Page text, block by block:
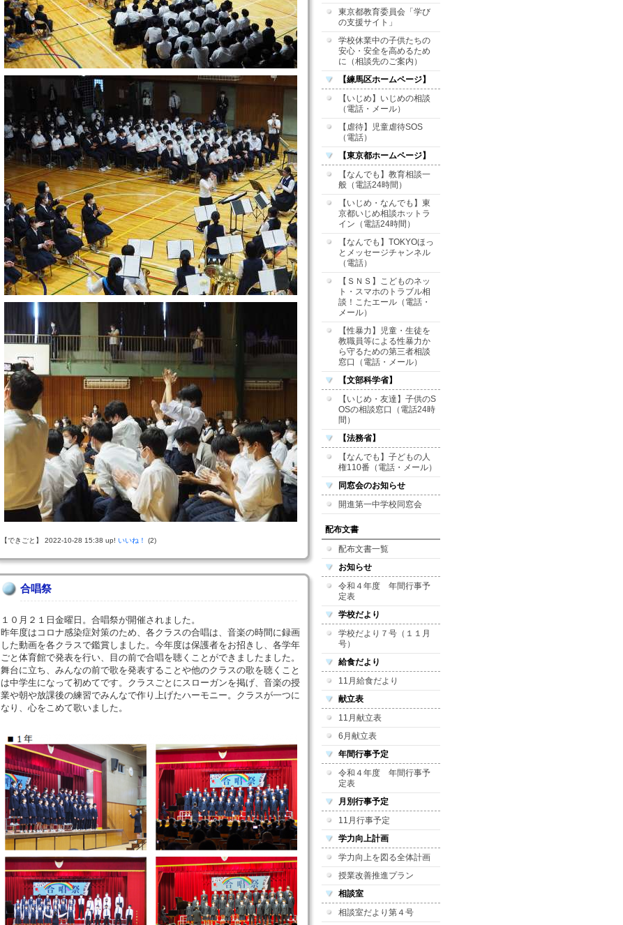
【できごと】 2022-10-28 15:38 up! いいね！ (2)
合唱祭
１０月２１日金曜日。合唱祭が開催されました。
昨年度はコロナ感染症対策のため、各クラスの合唱は、音楽の時間に録画
した動画を各クラスで鑑賞しました。今年度は保護者をお招きし、各学年
ごと体育館で発表を行い、目の前で合唱を聴くことができましたました。
舞台に立ち、みんなの前で歌を発表することや他のクラスの歌を聴くこと
は中学生になって初めてです。クラスごとにスローガンを掲げ、音楽の授
業や朝や放課後の練習でみんなで作り上げたハーモニー。クラスが一つに
なり、心をこめて歌いました。
東京都教育委員会「学び
の支援サイト」
学校休業中の子供たちの
安心・安全を高めるため
に（相談先のご案内）
【練馬区ホームページ】
【いじめ】いじめの相談
（電話・メール）
【虐待】児童虐待SOS
（電話）
【東京都ホームページ】
【なんでも】教育相談一
般（電話24時間）
【いじめ・なんでも】東
京都いじめ相談ホットラ
イン（電話24時間）
【なんでも】TOKYOほっ
とメッセージチャンネル
（電話）
【ＳＮＳ】こどものネッ
ト・スマホのトラブル相
談！こたエール（電話・
メール）
【性暴力】児童・生徒を
教職員等による性暴力か
ら守るための第三者相談
窓口（電話・メール）
【文部科学省】
【いじめ・友達】子供のS
OSの相談窓口（電話24時
間）
【法務省】
【なんでも】子どもの人
権110番（電話・メール）
同窓会のお知らせ
開進第一中学校同窓会
配布文書
配布文書一覧
お知らせ
令和４年度 年間行事予
定表
学校だより
学校だより７号（１１月
号）
給食だより
11月給食だより
献立表
11月献立表
6月献立表
年間行事予定
令和４年度 年間行事予
定表
月別行事予定
11月行事予定
学力向上計画
学力向上を図る全体計画
授業改善推進プラン
相談室
相談室だより第４号